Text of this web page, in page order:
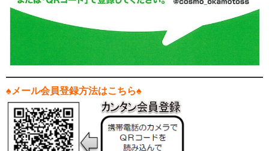
♠ メール会員登録方法はこちら♠